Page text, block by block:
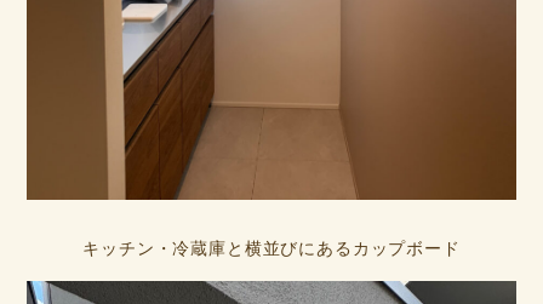
キッチン・冷蔵庫と横並びにあるカップボード